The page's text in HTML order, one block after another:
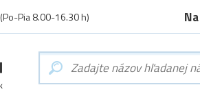
(Po-Pia 8.00-16.30 h) Na